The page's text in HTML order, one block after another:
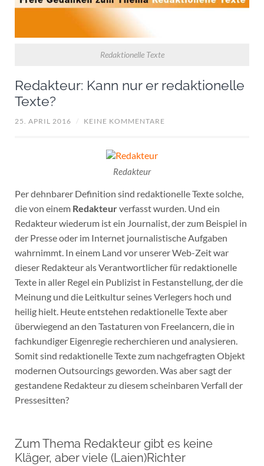
Redaktionelle Texte
Redakteur: Kann nur er redaktionelle
Texte?
25. APRIL 2016 / KEINE KOMMENTARE
Redakteur
Per dehnbarer Definition sind redaktionelle Texte solche,
die von einem Redakteurverfasst wurden. Und ein
Redakteur wiederum ist ein Journalist, der zum Beispiel in
der Presse oder im Internet journalistische Aufgaben
wahrnimmt. In einem Land vor unserer Web-Zeit war
dieser Redakteur als Verantwortlicher für redaktionelle
Texte in aller Regel ein Publizist in Festanstellung, der die
Meinung und die Leitkultur seines Verlegers hoch und
heilig hielt. Heute entstehen redaktionelle Texte aber
überwiegend an den Tastaturen von Freelancern, die in
fachkundiger Eigenregie recherchieren und analysieren.
Somit sind redaktionelle Texte zum nachgefragten Objekt
modernen Outsourcings geworden. Was aber sagt der
gestandene Redakteur zu diesem scheinbaren Verfall der
Pressesitten?
Zum Thema Redakteur gibt es keine
Kläger, aber viele (Laien)Richter